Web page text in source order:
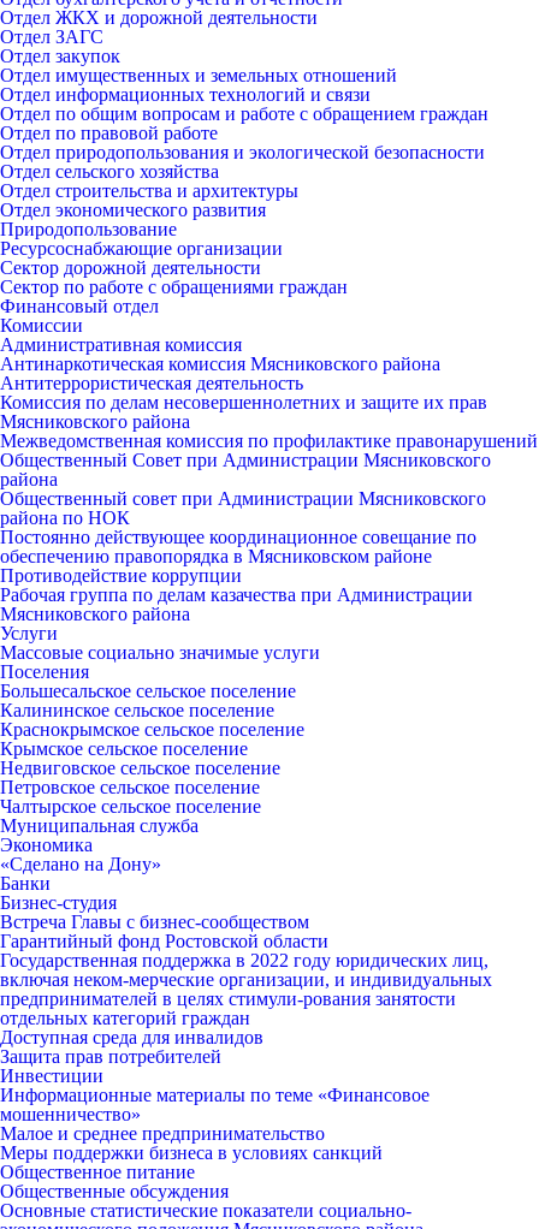
Отдел ЖКХ и дорожной деятельности
Отдел ЗАГС
Отдел закупок
Отдел имущественных и земельных отношений
Отдел информационных технологий и связи
Отдел по общим вопросам и работе с обращением граждан
Отдел по правовой работе
Отдел природопользования и экологической безопасности
Отдел сельского хозяйства
Отдел строительства и архитектуры
Отдел экономического развития
Природопользование
Ресурсоснабжающие организации
Сектор дорожной деятельности
Сектор по работе с обращениями граждан
Финансовый отдел
Комиссии
Административная комиссия
Антинаркотическая комиссия Мясниковского района
Антитеррористическая деятельность
Комиссия по делам несовершеннолетних и защите их прав
Мясниковского района
Межведомственная комиссия по профилактике правонарушений
Общественный Совет при Администрации Мясниковского
района
Общественный совет при Администрации Мясниковского
района по НОК
Постоянно действующее координационное совещание по
обеспечению правопорядка в Мясниковском районе
Противодействие коррупции
Рабочая группа по делам казачества при Администрации
Мясниковского района
Услуги
Массовые социально значимые услуги
Поселения
Большесальское сельское поселение
Калининское сельское поселение
Краснокрымское сельское поселение
Крымское сельское поселение
Недвиговское сельское поселение
Петровское сельское поселение
Чалтырское сельское поселение
Муниципальная служба
Экономика
«Сделано на Дону»
Банки
Бизнес-студия
Встреча Главы с бизнес-сообществом
Гарантийный фонд Ростовской области
Государственная поддержка в 2022 году юридических лиц,
включая неком-мерческие организации, и индивидуальных
предпринимателей в целях стимули-рования занятости
отдельных категорий граждан
Доступная среда для инвалидов
Защита прав потребителей
Инвестиции
Информационные материалы по теме «Финансовое
мошенничество»
Малое и среднее предпринимательство
Меры поддержки бизнеса в условиях санкций
Общественное питание
Общественные обсуждения
Основные статистические показатели социально-